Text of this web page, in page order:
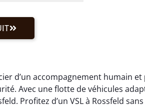
d’un accompagnement humain
Avec une flotte de véhicules
Profitez d’un VSL à Rossfeld